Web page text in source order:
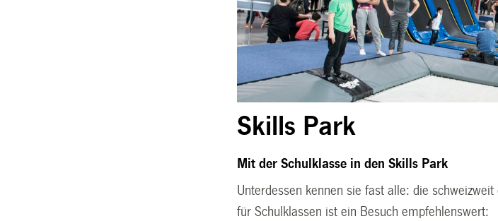
Skills Park
Mit der Schulklasse in den Skills Park
Unterdessen kennen sie fast alle: die
für Schulklassen ist ein Besuch empfehlenswert: